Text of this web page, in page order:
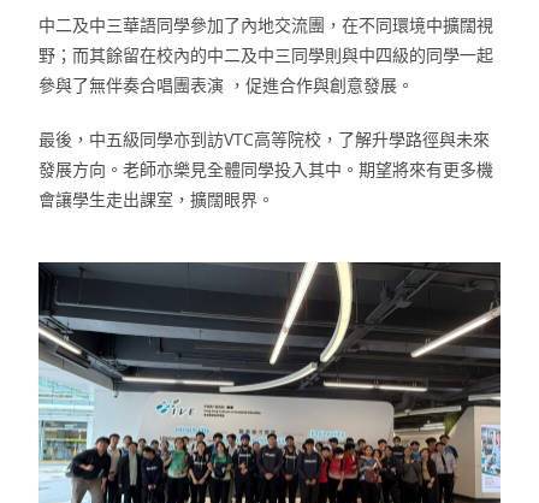
中二及中三華語同學參加了內地交流團，在不同環境中擴闊視
野；而其餘留在校內的中二及中三同學則與中四級的同學一起
參與了無伴奏合唱團表演 ，促進合作與創意發展。
最後，中五級同學亦到訪VTC高等院校，了解升學路徑與未來
發展方向。老師亦樂見全體同學投入其中。期望將來有更多機
會讓學生走出課室，擴闊眼界。